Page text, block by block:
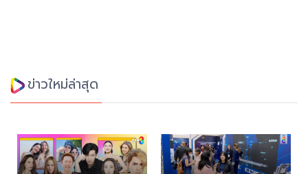
ข่าวใหม่ล่าสุด